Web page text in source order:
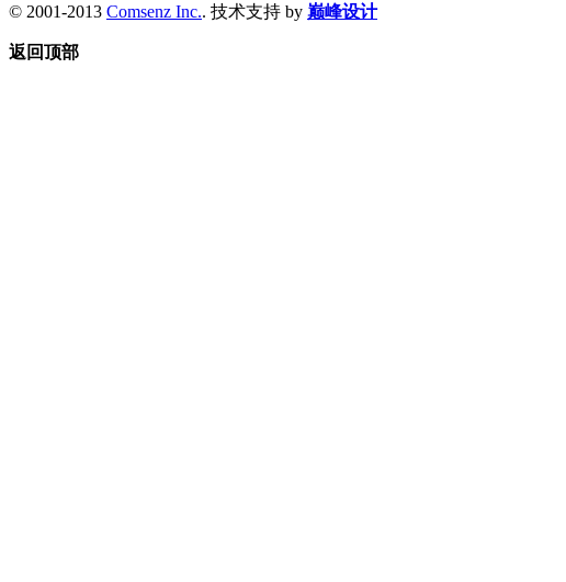
© 2001-2013 Comsenz Inc.. 技术支持 by 巅峰设计
返回顶部